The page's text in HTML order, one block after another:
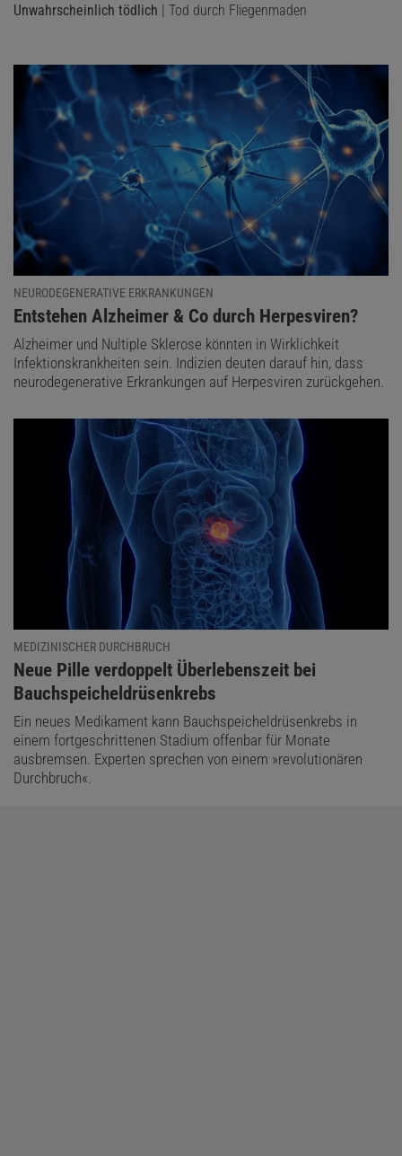
Unwahrscheinlich tödlich | Tod durch Fliegenmaden
NEURODEGENERATIVE ERKRANKUNGEN
:
Entstehen Alzheimer & Co durch Herpesviren?
Alzheimer und Nultiple Sklerose könnten in Wirklichkeit
Infektionskrankheiten sein. Indizien deuten darauf hin, dass
neurodegenerative Erkrankungen auf Herpesviren zurückgehen.
MEDIZINISCHER DURCHBRUCH
:
Neue Pille verdoppelt Überlebenszeit bei
Bauchspeicheldrüsenkrebs
Ein neues Medikament kann Bauchspeicheldrüsenkrebs in
einem fortgeschrittenen Stadium offenbar für Monate
ausbremsen. Experten sprechen von einem »revolutionären
Durchbruch«.